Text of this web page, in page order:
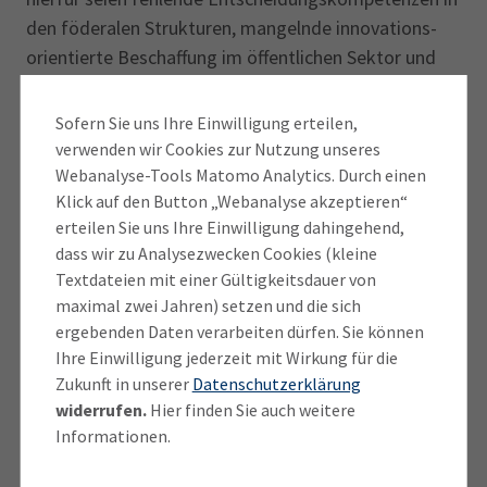
Sofern Sie uns Ihre Einwilligung erteilen,
verwenden wir Cookies zur Nutzung unseres
Webanalyse-Tools Matomo Analytics. Durch einen
Klick auf den Button „Webanalyse akzeptieren“
erteilen Sie uns Ihre Einwilligung dahingehend,
dass wir zu Analysezwecken Cookies (kleine
Textdateien mit einer Gültigkeitsdauer von
maximal zwei Jahren) setzen und die sich
ergebenden Daten verarbeiten dürfen. Sie können
Ihre Einwilligung jederzeit mit Wirkung für die
Zukunft in unserer Datenschutzerklärung
widerrufen.Hier finden Sie auch weitere
Informationen.
den föderalen Strukturen, mangelnde innovations­
orientierte Beschaffung im öffentlichen Sektor und
öffentlichen Verwaltung.
Die Wirtschaftsforscher sehen insgesamt einen
großen Hebel in der besseren Anwendung digitaler
Schlüsseltechnologien und Daten für neue Produkte
und Dienstleistungen. Zu selten würden jedoch
digitale Innovationen in marktfähige
Geschäftsmodelle umgesetzt. Schwachpunkte seien
dabei die seit Jahren rückläufige Gründungsrate in
der IT-Branche sowie die untergeordnete Rolle stark
skalierbarer, plattformbasierter Geschäftsmodelle.
Digitale Anwendungskompetenzen seien zwar